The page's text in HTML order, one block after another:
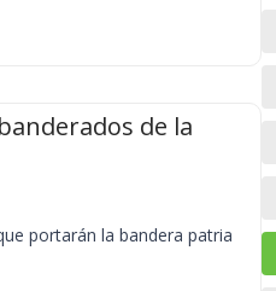
de la
portarán la bandera patria